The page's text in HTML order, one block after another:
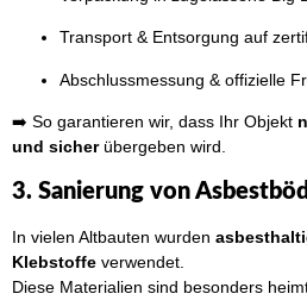
Transport & Entsorgung auf
Abschlussmessung & offizielle
➡️ So garantieren wir, dass Ihr Objekt
und sicherübergeben wird.
3. Sanierung von
In vielen Altbauten wurden
Klebstoffe verwendet.
Diese Materialien sind besonders